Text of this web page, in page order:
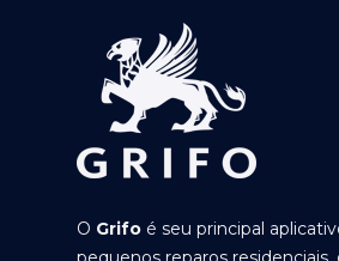
O Grifo é seu principal